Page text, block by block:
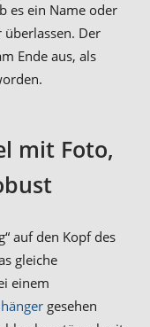
es ein Name oder
Der
Ende aus, als
mit Foto,
auf den Kopf des
gleiche
einem
gesehen